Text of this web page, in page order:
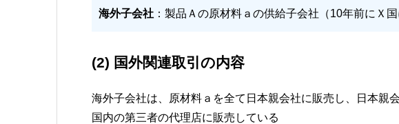
海外子会社 ：製品Ａの原材料ａの供給子会社（10年前にＸ国
(2) 国外関連取引の内容
海外子会社は、原材料ａを全て日本親会社に販売し、日本親
国内の第三者の代理店に販売している